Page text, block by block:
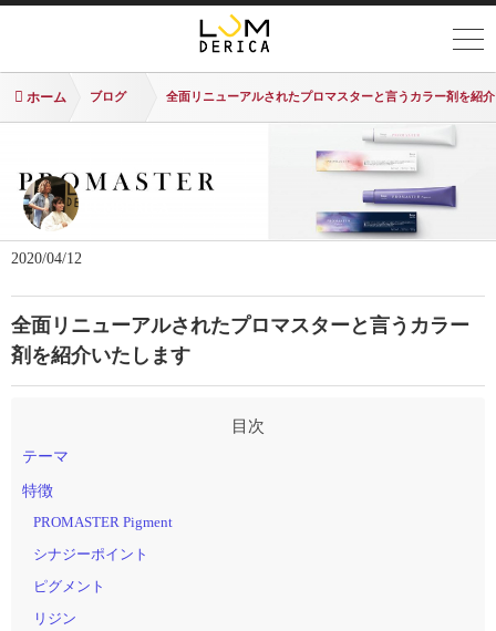
ホーム ブログ 全面リニューアルされたプロマスターと言うカラー剤を紹
2020/04/12
全面リニューアルされたプロマスターと言うカラー
剤を紹介いたします
テーマ
特徴
PROMASTER Pigment
シナジーポイント
ピグメント
リジン